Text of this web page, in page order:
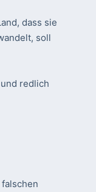
dass sie
soll
redlich